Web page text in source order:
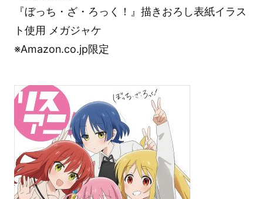
『ぼっち・ざ・ろっく！』描きおろし表紙イラス
ト使用 メガジャケ
※Amazon.co.jp限定